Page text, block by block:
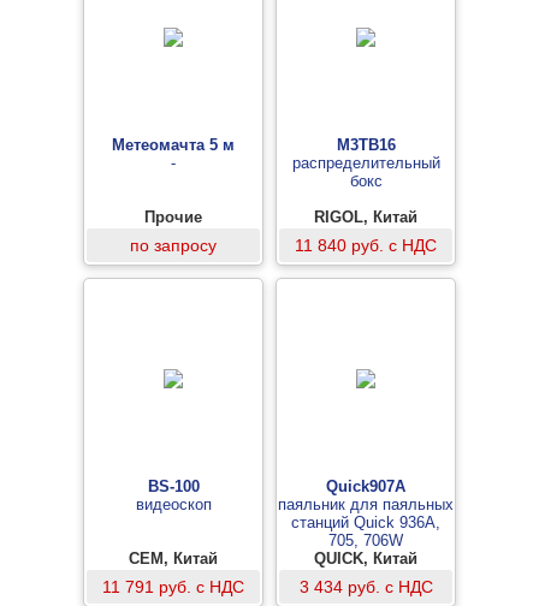
Метеомачта 5 м
-
Прочие
по запросу
M3TB16
распределительный
бокс
RIGOL, Китай
11 840 руб. с НДС
BS-100
видеоскоп
CEM, Китай
11 791 руб. с НДС
Quick907A
паяльник для паяльных
станций Quick 936A,
705, 706W
QUICK, Китай
3 434 руб. с НДС